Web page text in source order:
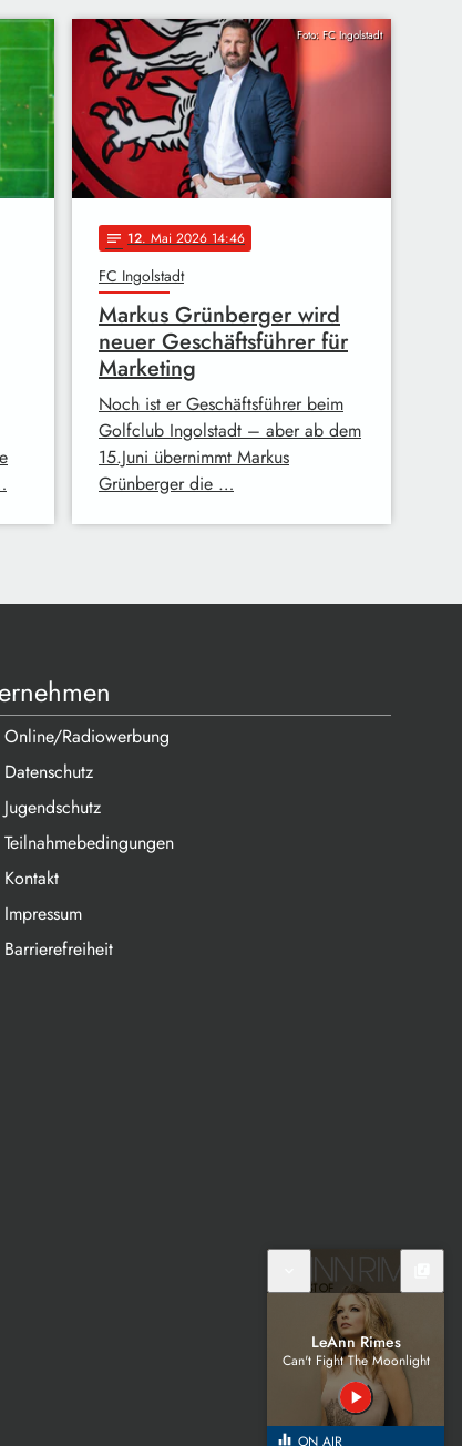
Foto: FC Ingolstadt
notes 12. Mai 2026 14:46
FC Ingolstadt
Markus Grünberger wird
neuer Geschäftsführer für
Marketing
Noch ist er Geschäftsführer beim
Golfclub Ingolstadt – aber ab dem
15.Juni übernimmt Markus
Grünberger die …
Online/Radiowerbung
Datenschutz
Jugendschutz
Teilnahmebedingungen
Kontakt
Impressum
Barrierefreiheit
LeAnn Rimes
Can't Fight The Moonlight
play_arrow
equalizer ON AIR